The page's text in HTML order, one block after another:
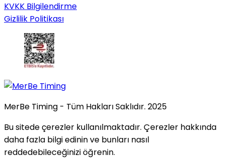
KVKK Bilgilendirme
Gizlilik Politikası
MerBe Timing - Tüm Hakları Saklıdır. 2025
Bu sitede çerezler kullanılmaktadır. Çerezler hakkında
daha fazla bilgi edinin ve bunları nasıl
reddedebileceğinizi öğrenin.